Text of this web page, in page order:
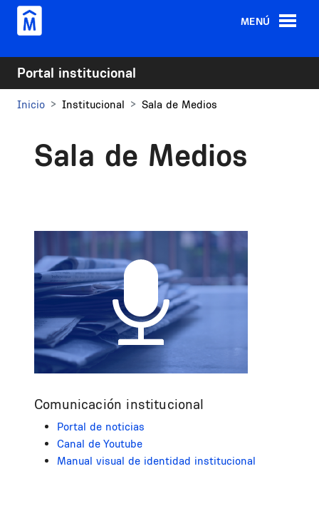
Pasar al contenido principal
MENÚ
Portal institucional
Inicio Institucional Sala de Medios
Sala de Medios
Comunicación institucional
Portal de noticias
Canal de Youtube
Manual visual de identidad institucional